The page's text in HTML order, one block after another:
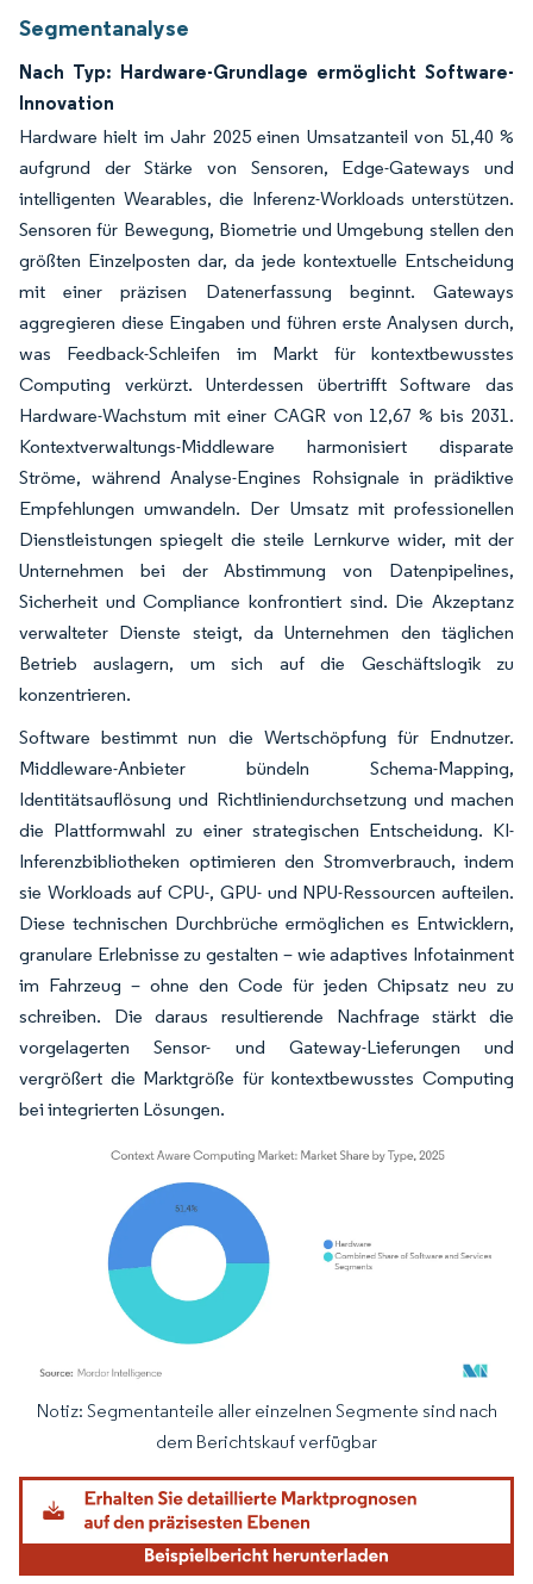
Segmentanalyse
Nach Typ: Hardware-Grundlage ermöglicht Software-
Innovation
Hardware hielt im Jahr 2025 einen Umsatzanteil von 51,40 %
aufgrund der Stärke von Sensoren, Edge-Gateways und
intelligenten Wearables, die Inferenz-Workloads unterstützen.
Sensoren für Bewegung, Biometrie und Umgebung stellen den
größten Einzelposten dar, da jede kontextuelle Entscheidung
mit einer präzisen Datenerfassung beginnt. Gateways
aggregieren diese Eingaben und führen erste Analysen durch,
was Feedback-Schleifen im Markt für kontextbewusstes
Computing verkürzt. Unterdessen übertrifft Software das
Hardware-Wachstum mit einer CAGR von 12,67 % bis 2031.
Kontextverwaltungs-Middleware harmonisiert disparate
Ströme, während Analyse-Engines Rohsignale in prädiktive
Empfehlungen umwandeln. Der Umsatz mit professionellen
Dienstleistungen spiegelt die steile Lernkurve wider, mit der
Unternehmen bei der Abstimmung von Datenpipelines,
Sicherheit und Compliance konfrontiert sind. Die Akzeptanz
verwalteter Dienste steigt, da Unternehmen den täglichen
Betrieb auslagern, um sich auf die Geschäftslogik zu
konzentrieren.
Software bestimmt nun die Wertschöpfung für Endnutzer.
Middleware-Anbieter bündeln Schema-Mapping,
Identitätsauflösung und Richtliniendurchsetzung und machen
die Plattformwahl zu einer strategischen Entscheidung. KI-
Inferenzbibliotheken optimieren den Stromverbrauch, indem
sie Workloads auf CPU-, GPU- und NPU-Ressourcen aufteilen.
Diese technischen Durchbrüche ermöglichen es Entwicklern,
granulare Erlebnisse zu gestalten – wie adaptives Infotainment
im Fahrzeug – ohne den Code für jeden Chipsatz neu zu
schreiben. Die daraus resultierende Nachfrage stärkt die
vorgelagerten Sensor- und Gateway-Lieferungen und
vergrößert die Marktgröße für kontextbewusstes Computing
bei integrierten Lösungen.
Bild © Mordor Intelligence. Wiederverwendung erfordert Namensnennung
Notiz: Segmentanteile aller einzelnen Segmente sind nach
dem Berichtskauf verfügbar